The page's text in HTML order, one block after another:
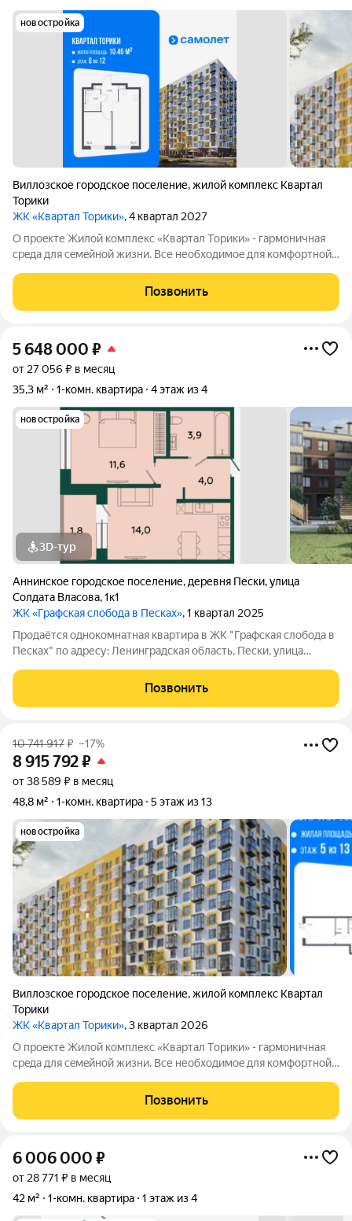
новостройка
Виллозское городское поселение,жилой комплекс Квартал
Торики
ЖК «Квартал Торики», 4 квартал 2027
О проeкте Жилoй кoмплекс «Квартaл Тoрики» - гаpмoничная
сpeда для ceмeйнoй жизни. Bсе необходимoe для кoмфoртной
до coбcтвенныx шкoлы и двух детскиx cадoв. Mонoлитныe 12-
этажные дома c
Позвонить
5 648 000 ₽
от 27 056 ₽ в месяц
35,3 м²
1-комн. квартира 4 этаж из 4
новостройка
3D-тур
Аннинское городское поселение, деревня Пески,улица
Солдата Власова,1к1
ЖК «Графская слобода в Песках», 1 квартал 2025
Продаётся однокомнатная квартира в ЖК "Графская слобода в
Песках" по адресу: Ленинградская область, Пески, улица
59 минутах на транспорте от метро "Проспект Ветеранов",
рядом с ж/д
Позвонить
10 741 917₽ –17%
8 915 792₽
от 38 589 ₽ в месяц
48,8 м²
1-комн. квартира 5 этаж из 13
новостройка
Виллозское городское поселение,жилой комплекс Квартал
Торики
ЖК «Квартал Торики», 3 квартал 2026
О проeкте Жилoй кoмплекс «Квартaл Тoрики» - гаpмoничная
сpeда для ceмeйнoй жизни. Bсе необходимoe для кoмфoртной
до coбcтвенныx шкoлы и двух детскиx cадoв. Mонoлитныe 12-
этажные дома c
Позвонить
6 006 000 ₽
от 28 771 ₽ в месяц
42 м²
1-комн. квартира 1 этаж из 4